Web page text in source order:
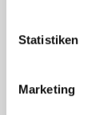
Statistiken
Marketing